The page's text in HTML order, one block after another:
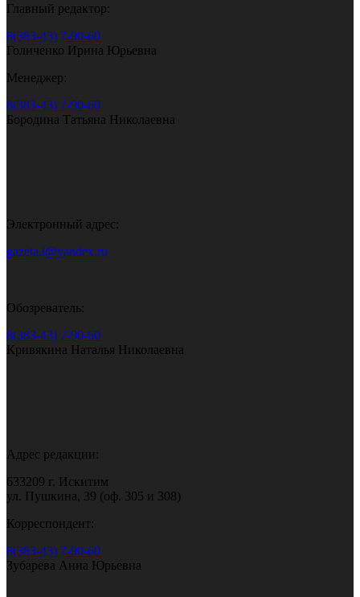
Главный редактор:
8(383-43) 7-90-60
Голиченко Ирина Юрьевна
Менеджер:
8(383-43) 7-90-60
Бородина Татьяна Николаевна
Электронный адрес:
gazeta.i@yandex.ru
Обозреватель:
8(383-43) 7-90-60
Кривякина Наталья Николаевна
Адрес редакции:
633209 г. Искитим
ул. Пушкина, 39 (оф. 305 и 308)
Корреспондент:
8(383-43) 7-90-60
Зубарева Анна Юрьевна